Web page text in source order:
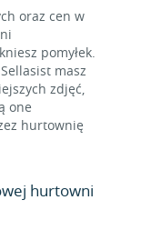
oraz cen w
pomyłek.
masz
zdjęć,
one
hurtownię
hurtowni